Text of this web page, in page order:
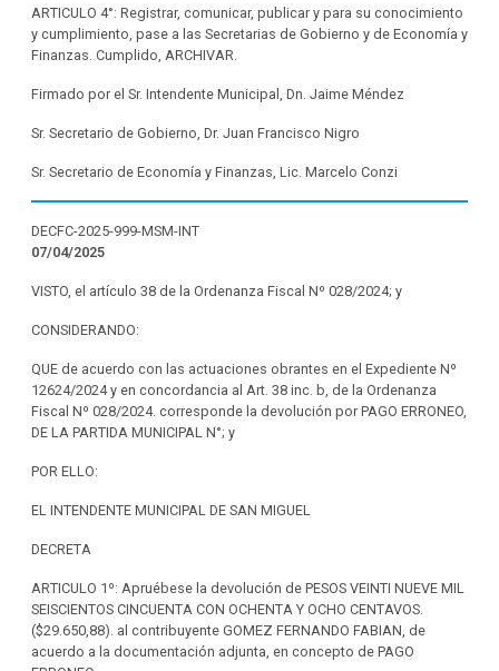
ARTICULO 4°: Registrar, comunicar, publicar y para su conocimiento
y cumplimiento, pase a las Secretarias de Gobierno y de Economía y
Finanzas. Cumplido, ARCHIVAR.
Firmado por el Sr. Intendente Municipal, Dn. Jaime Méndez
Sr. Secretario de Gobierno, Dr. Juan Francisco Nigro
Sr. Secretario de Economía y Finanzas, Lic. Marcelo Conzi
DECFC-2025-999-MSM-INT
07/04/2025
VISTO, el artículo 38 de la Ordenanza Fiscal Nº 028/2024; y
CONSIDERANDO:
QUE de acuerdo con las actuaciones obrantes en el Expediente Nº
12624/2024 y en concordancia al Art. 38 inc. b, de la Ordenanza
Fiscal Nº 028/2024. corresponde la devolución por PAGO ERRONEO,
DE LA PARTIDA MUNICIPAL N°; y
POR ELLO:
EL INTENDENTE MUNICIPAL DE SAN MIGUEL
DECRETA
ARTICULO 1º: Apruébese la devolución de PESOS VEINTI NUEVE MIL
SEISCIENTOS CINCUENTA CON OCHENTA Y OCHO CENTAVOS.
($29.650,88). al contribuyente GOMEZ FERNANDO FABIAN, de
acuerdo a la documentación adjunta, en concepto de PAGO